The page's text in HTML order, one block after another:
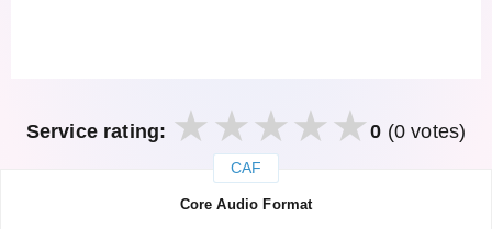
Service rating: 0 (0 votes)
CAF
Core Audio Format